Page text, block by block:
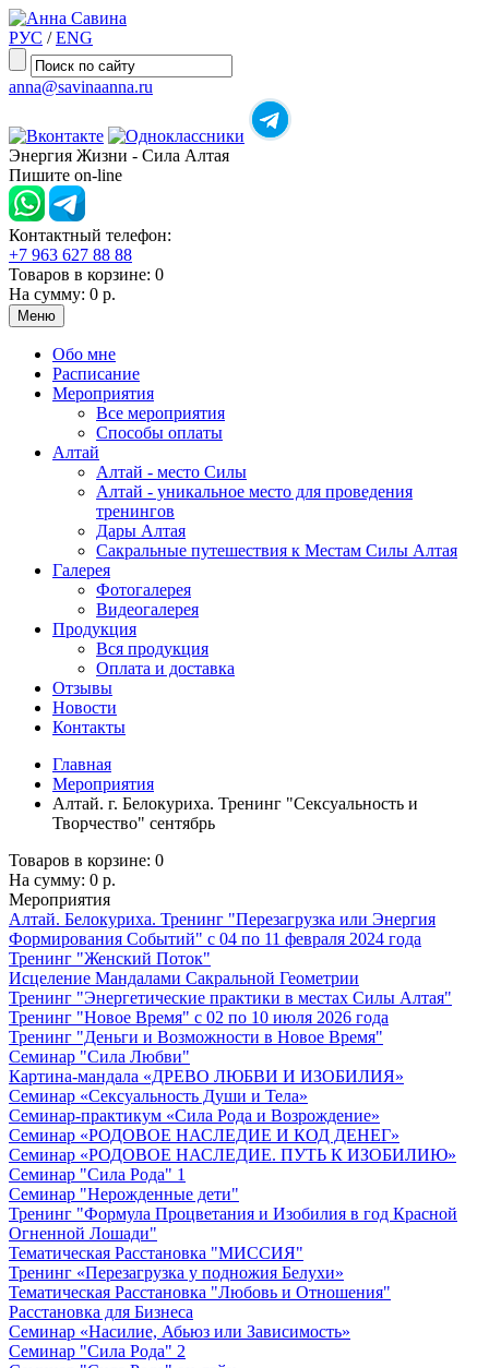
РУС /ENG
anna@savinaanna.ru
Энергия Жизни - Сила Алтая
Пишите on-line
Контактный телефон:
+7 963 627 88 88
Товаров в корзине: 0
На сумму: 0 р.
Меню
Обо мне
Расписание
Мероприятия
Все мероприятия
Способы оплаты
Алтай
Алтай - место Силы
Алтай - уникальное место для проведения
тренингов
Дары Алтая
Сакральные путешествия к Местам Силы Алтая
Галерея
Фотогалерея
Видеогалерея
Продукция
Вся продукция
Оплата и доставка
Отзывы
Новости
Контакты
Главная
Мероприятия
Алтай. г. Белокуриха. Тренинг "Сексуальность и
Творчество" сентябрь
Товаров в корзине: 0
На сумму: 0 р.
Мероприятия
Алтай. Белокуриха. Тренинг "Перезагрузка или Энергия
Формирования Событий" с 04 по 11 февраля 2024 года
Тренинг "Женский Поток"
Исцеление Мандалами Сакральной Геометрии
Тренинг "Энергетические практики в местах Силы Алтая"
Тренинг "Новое Время" с 02 по 10 июля 2026 года
Тренинг "Деньги и Возможности в Новое Время"
Семинар "Сила Любви"
Картина-мандала «ДРЕВО ЛЮБВИ И ИЗОБИЛИЯ»
Семинар «Сексуальность Души и Тела»
Семинар-практикум «Сила Рода и Возрождение»
Семинар «РОДОВОЕ НАСЛЕДИЕ И КОД ДЕНЕГ»
Семинар «РОДОВОЕ НАСЛЕДИЕ. ПУТЬ К ИЗОБИЛИЮ»
Семинар "Сила Рода" 1
Семинар "Нерожденные дети"
Тренинг "Формула Процветания и Изобилия в год Красной
Огненной Лошади"
Тематическая Расстановка "МИССИЯ"
Тренинг «Перезагрузка у подножия Белухи»
Тематическая Расстановка "Любовь и Отношения"
Расстановка для Бизнеса
Семинар «Насилие, Абьюз или Зависимость»
Семинар "Сила Рода" 2